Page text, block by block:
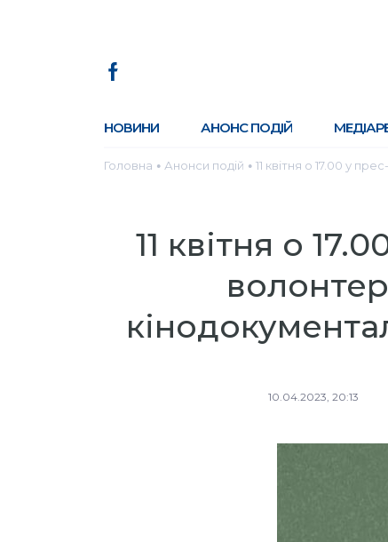
НОВИНИ АНОНС ПОДІЙ
Головна ● Анонси подій ● 11 квітня о 17.00 у
11 квітня о
10.04.2023, 20:13